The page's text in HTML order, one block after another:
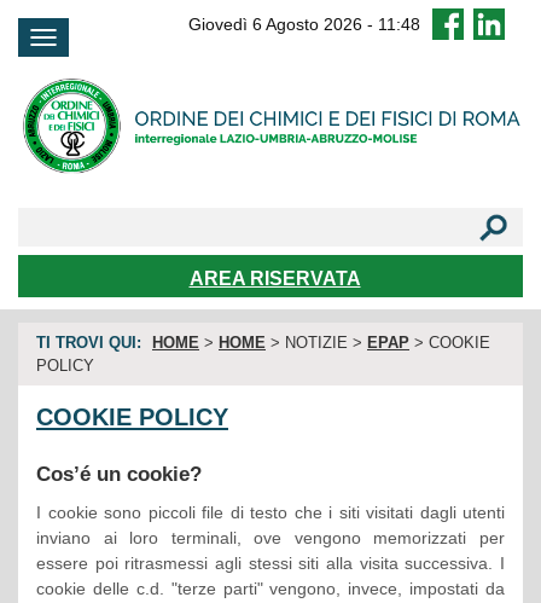
Giovedì 6 Agosto 2026 - 11:48
AREA RISERVATA
FAQ
TI TROVI QUI: HOME > HOME > NOTIZIE > EPAP > COOKIE
POLICY
COOKIE POLICY
Cos’é un cookie?
I cookie sono piccoli file di testo che i siti visitati dagli utenti
inviano ai loro terminali, ove vengono memorizzati per
essere poi ritrasmessi agli stessi siti alla visita successiva. I
cookie delle c.d. "terze parti" vengono, invece, impostati da